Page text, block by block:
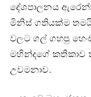
දේශපාලනය
මිනිස් ගතියක්ම
වලට ගල් ගහපු
මහින්දගේ කතිකාව
උවමනාව.